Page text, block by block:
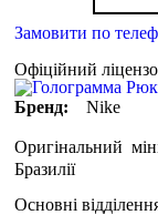
Замовити по
Офіційний
Бренд:
Nike
Оригінальний
Бразилії
Основні